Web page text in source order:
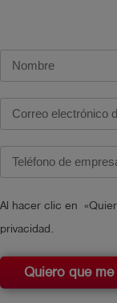
Al hacer clic en
privacidad.
Quiero que